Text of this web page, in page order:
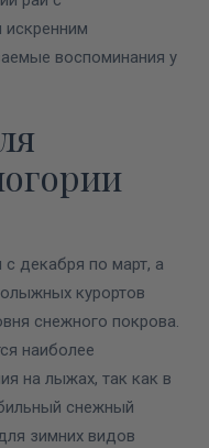
воспоминания у
декабря по март, а
курортов
снежного покрова.
наиболее
на лыжах, так как в
снежный
зимних видов